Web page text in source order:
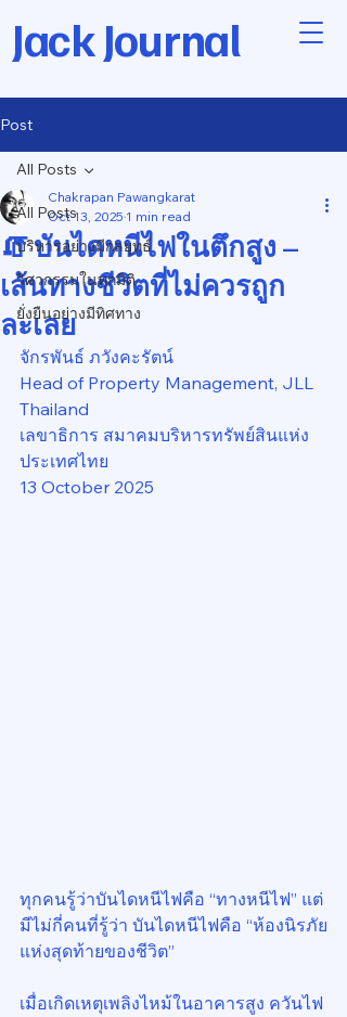
Jack Journal
Post
All Posts
บริหารอย่างมีกลยุทธ์
วิศวกรรมในทุกมิติ
ยั่งยืนอย่างมีทิศทาง
All Posts
🧯 บันไดหนีไฟในตึกสูง –
เส้นทางชีวิตที่ไม่ควรถูก
ละเลย
Chakrapan Pawangkarat
Oct 13, 2025 1 min read
จักรพันธ์ ภวังคะรัตน์
Head of Property Management, JLL
Thailand
เลขาธิการ สมาคมบริหารทรัพย์สินแห่ง
ประเทศไทย
13 October 2025
ทุกคนรู้ว่าบันไดหนีไฟคือ “ทางหนีไฟ” แต่
มีไม่กี่คนที่รู้ว่า บันไดหนีไฟคือ “ห้องนิรภัย
แห่งสุดท้ายของชีวิต”
เมื่อเกิดเหตุเพลิงไหม้ในอาคารสูง ควันไฟ